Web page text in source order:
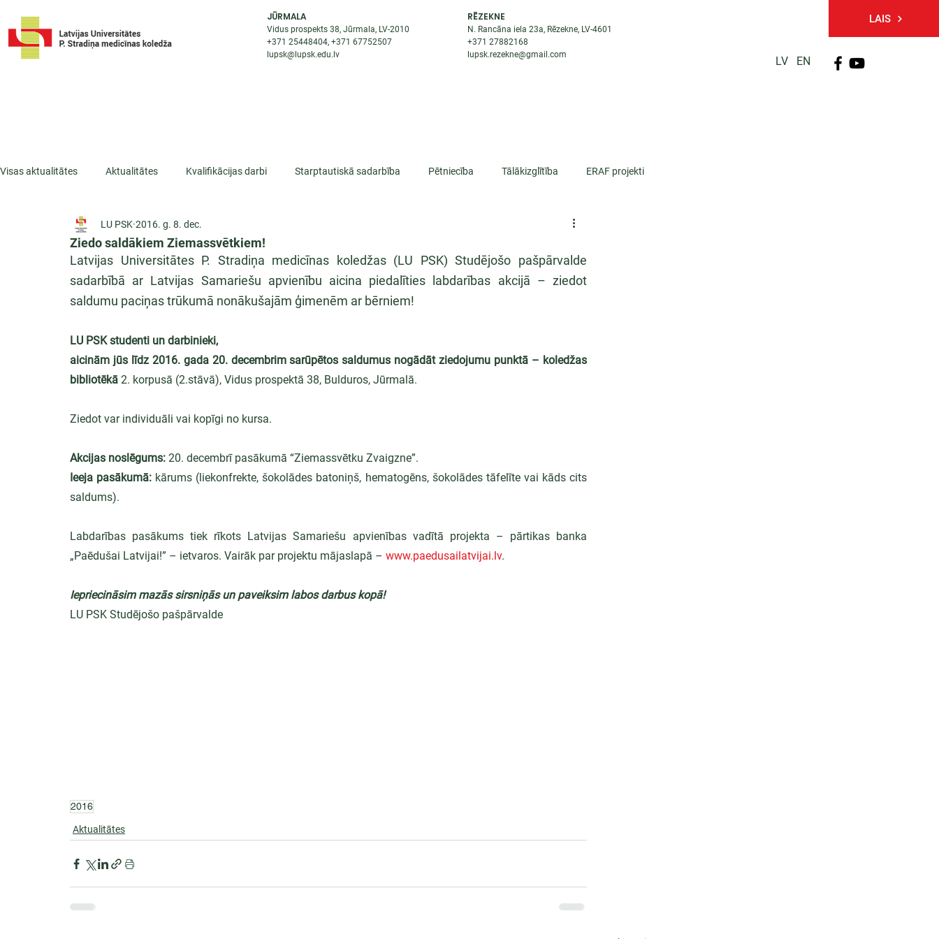
JŪRMALA
Vidus prospekts 38, Jūrmala, LV-2010
+371 25448404, +37167752507
lupsk@lupsk.edu.lv
RĒZEKNE
N. Rancāna iela 23a, Rēzekne, LV-4601
+37127882168
lupsk.rezekne@gmail.com
LAIS
LV EN
Visas aktualitātes Aktualitātes Kvalifikācijas darbi Starptautiskā sadarbība Pētniecība Tālākizglītība ERAF projekti
ESF projekti Iepazīsti profesiju
Ziedo saldākiem Ziemassvētkiem!
LU PSK 2016. g. 8. dec.
Latvijas Universitātes P. Stradiņa medicīnas koledžas (LU PSK) Studējošo pašpārvalde
sadarbībā ar Latvijas Samariešu apvienību aicina piedalīties labdarības akcijā – ziedot
saldumu paciņas trūkumā nonākušajām ģimenēm ar bērniem!
LU PSK studenti un darbinieki,
aicinām jūs līdz 2016. gada 20. decembrim sarūpētos saldumus nogādāt ziedojumu punktā – koledžas
bibliotēkā 2. korpusā (2.stāvā), Vidus prospektā 38, Bulduros, Jūrmalā.
Ziedot var individuāli vai kopīgi no kursa.
Akcijas noslēgums: 20. decembrī pasākumā “Ziemassvētku Zvaigzne”.
Ieeja pasākumā: kārums (liekonfrekte, šokolādes batoniņš, hematogēns, šokolādes tāfelīte vai kāds cits
saldums).
Labdarības pasākums tiek rīkots Latvijas Samariešu apvienības vadītā projekta – pārtikas banka
„Paēdušai Latvijai!” – ietvaros. Vairāk par projektu mājaslapā – www.paedusailatvijai.lv.
Iepriecināsim mazās sirsniņās un paveiksim labos darbus kopā!
LU PSK Studējošo pašpārvalde
2016
Aktualitātes